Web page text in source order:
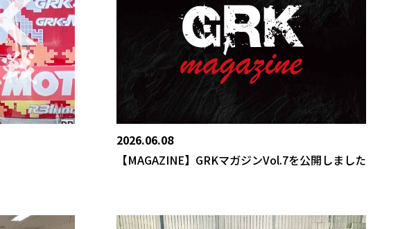
2026.06.08
【MAGAZINE】GRKマガジンVol.7を公開しました